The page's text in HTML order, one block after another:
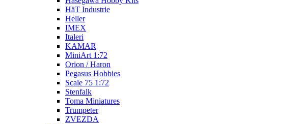
HäT Industrie
Heller
IMEX
Italeri
KAMAR
MiniArt 1:72
Orion / Haron
Pegasus Hobbies
Scale 75 1:72
Stenfalk
Toma Miniatures
Trumpeter
ZVEZDA